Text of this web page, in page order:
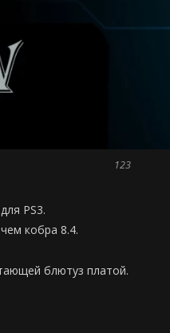
123
PS3.
кобра 8.4.
блютуз платой.